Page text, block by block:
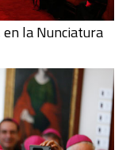
en la Nunciatura